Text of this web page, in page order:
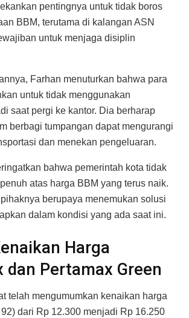
pentingnya untuk tidak boros
BBM, terutama di kalangan ASN
untuk menjaga disiplin
Farhan menuturkan bahwa para
untuk tidak menggunakan
saat pergi ke kantor. Dia berharap
berbagi tumpangan dapat mengurangi
dan menekan pengeluaran.
bahwa pemerintah kota tidak
atas harga BBM yang terus naik.
berupaya menemukan solusi
dalam kondisi yang ada saat ini.
Harga
dan Pertamax Green
telah mengumumkan kenaikan harga
dari Rp 12.300 menjadi Rp 16.250